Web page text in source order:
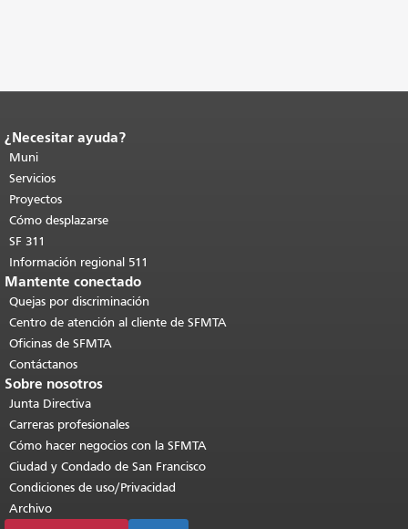
Fin del contenido de la página.
de esta página se repite en todas las
páginas.Volver al principio del
contenido principal
¿Necesitar ayuda?
Muni
Servicios
Proyectos
Cómo desplazarse
SF 311
Información regional 511
Mantente conectado
Quejas por discriminación
Centro de atención al cliente de SFMTA
Oficinas de SFMTA
Contáctanos
Sobre nosotros
Junta Directiva
Carreras profesionales
Cómo hacer negocios con la SFMTA
Ciudad y Condado de San Francisco
Condiciones de uso/Privacidad
Archivo